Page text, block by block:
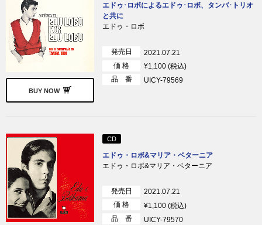
BUY NOW
エドゥ･ロボによるエドゥ･ロボ、タンバ･トリオ
と共に
エドゥ・ロボ
発売日
2021.07.21
価 格
¥1,100 (税込)
品 番
UICY-79569
CD
エドゥ・ロボ&マリア・ベターニア
エドゥ・ロボ&マリア・ベターニア
発売日
2021.07.21
価 格
¥1,100 (税込)
品 番
UICY-79570